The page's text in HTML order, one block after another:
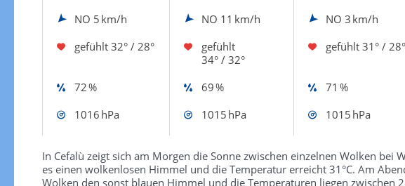
NO 5 km/h NO 11 km/h NO 3 km/h
gefühlt 32° / 28°
gefühlt
34° / 32°
gefühlt 31° / 28°
72 %
69 % 71 %
1016 hPa
1015 hPa 1015 hPa
In Cefalù zeigt sich am Morgen die Sonne zwischen einzelnen Wolken bei
es einen wolkenlosen Himmel und die Temperatur erreicht 31°C. Am
Wolken den sonst blauen Himmel und die Temperaturen liegen zwischen